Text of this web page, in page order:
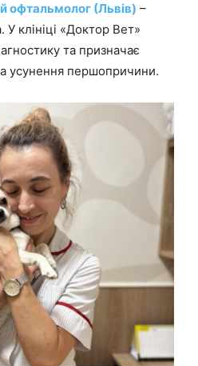
офтальмолог (Львів) –
У клініці «Доктор Вет»
та призначає
усунення першопричини.